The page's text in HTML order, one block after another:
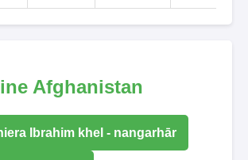
Afghanistan
Ibrahim khel - nangarhār